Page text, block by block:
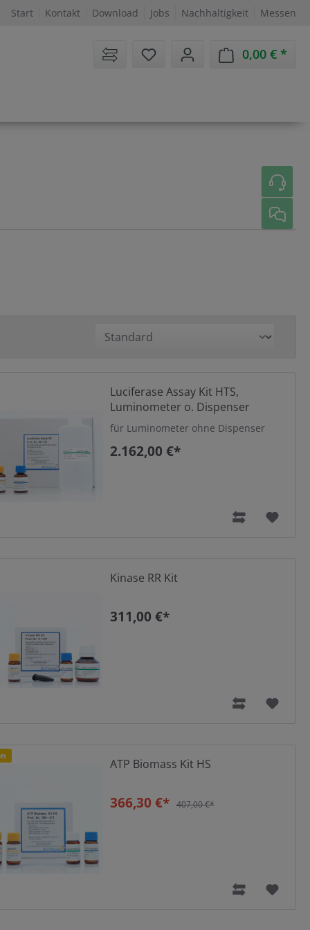
Start Kontakt Download Jobs Nachhaltigkeit Messen
Sie haben 0 Artikel auf dem
0,00 €
Luciferase Assay Kit HTS,
Luminometer o. Dispenser
für Luminometer ohne Dispenser
2.162,00 €*
Kinase RR Kit
311,00 €*
ATP Biomass Kit HS
366,30 €* 407,00 €*